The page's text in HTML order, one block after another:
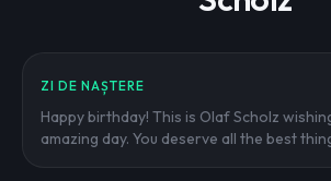
ZI DE NAȘTERE
Happy birthday! This is Olaf Scholz
amazing day. You deserve all the best